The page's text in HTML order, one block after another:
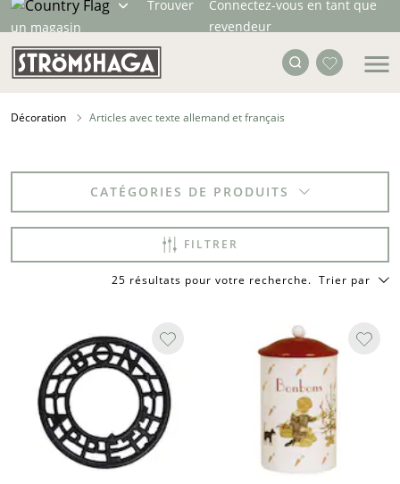
Trouver
un magasin
Connectez-vous en tant que
revendeur
Décoration Articles avec texte allemand et français
CATÉGORIES DE PRODUITS
FILTRER
25 résultats pour votre recherche. Trier par